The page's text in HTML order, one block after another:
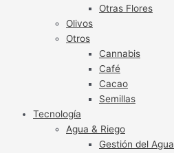
Otras Flores
Olivos
Otros
Cannabis
Café
Cacao
Semillas
Tecnología
Agua & Riego
Gestión del Agua